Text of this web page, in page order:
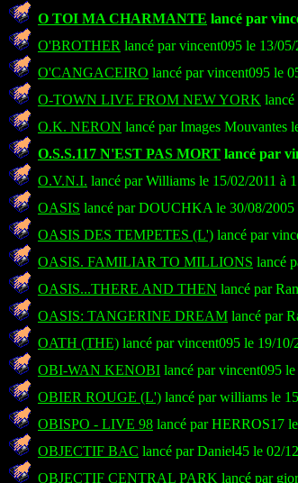
O TOI MA CHARMANTE lancé par
O'BROTHER lancé par vincent095 le 13/
O'CANGACEIRO lancé par vincent095 le
O-TOWN LIVE FROM NEW YORK lancé
O.K. NERON lancé par Images Mouvantes
O.S.S.117 N'EST PAS MORT lancé par
O.V.N.I. lancé par Williams le 15/02/2011 à
OASIS lancé par DOUCHKA le 30/08/2005
OASIS DES TEMPETES (L') lancé par
OASIS. FAMILIAR TO MILLIONS lancé
OASIS...THERE AND THEN lancé par
OASIS: TANGERINE DREAM lancé par
OATH (THE) lancé par vincent095 le 19/10/
OBI-WAN KENOBI lancé par vincent095
OBIER ROUGE (L') lancé par williams le
OBISPO - LIVE 98 lancé par HERROS17
OBJECTIF BAC lancé par Daniel45 le 02/
OBJECTIF CENTRAL PARK lancé par